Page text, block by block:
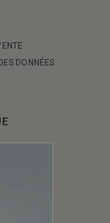
DONNÉES